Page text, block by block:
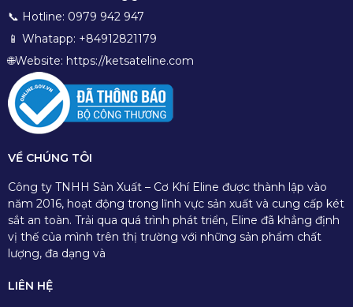
📞 Hotline: 0979 942 947
📱 Whatapp: +84912821179
🌐Website: https://ketsateline.com
VỀ CHÚNG TÔI
Công ty TNHH Sản Xuất – Cơ Khí Eline được thành lập vào
năm 2016, hoạt động trong lĩnh vực sản xuất và cung cấp két
sắt an toàn. Trải qua quá trình phát triển, Eline đã khẳng định
vị thế của mình trên thị trường với những sản phẩm chất
lượng, đa dạng và
LIÊN HỆ